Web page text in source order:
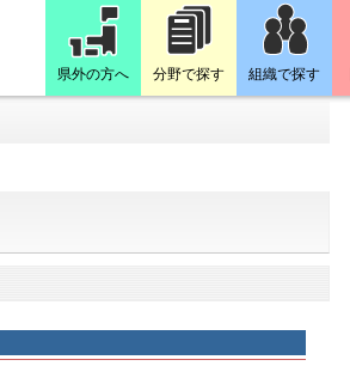
県外の方へ 分野で探す 組織で探す